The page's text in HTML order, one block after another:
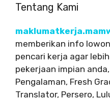
Tentang Kami
memberikan info
pencari kerja agar
pekerjaan impian
Pengalaman, Fresh
Translator, Persero,